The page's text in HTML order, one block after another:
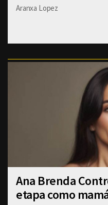
Aranxa Lopez
Ana Brenda
etapa como